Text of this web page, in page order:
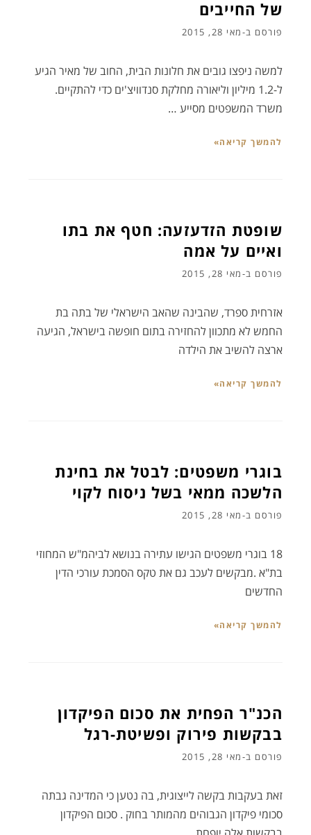
של החייבים
פורסם ב-מאי 28, 2015
למשה ניפצו גובים את חלונות הבית, החוב של מאיר הגיע
ל-1.2 מיליון וליאורה מחלקת סנדוויצ'ים כדי להתקיים.
משרד המשפטים מסייע …
להמשך קריאה»
שופטת הזדעזעה: חטף את בתו
ואיים על אמה
פורסם ב-מאי 28, 2015
אזרחית ספרד, שהבינה שהאב הישראלי של בתה בת
החמש לא מתכוון להחזירה בתום חופשה בישראל, הגיעה
ארצה להשיב את הילדה
להמשך קריאה»
בוגרי משפטים: לבטל את בחינת
הלשכה ממאי בשל ניסוח לקוי
פורסם ב-מאי 28, 2015
18 בוגרי משפטים הגישו עתירה בנושא לביהמ"ש המחוזי
בת"א .מבקשים לעכב גם את טקס הסמכת עורכי הדין
החדשים
להמשך קריאה»
הכנ"ר הפחית את סכום הפיקדון
בבקשות פירוק ופשיטת-רגל
פורסם ב-מאי 28, 2015
זאת בעקבות בקשה לייצוגית, בה נטען כי המדינה גבתה
סכומי פיקדון הגבוהים מהמותר בחוק . סכום הפיקדון